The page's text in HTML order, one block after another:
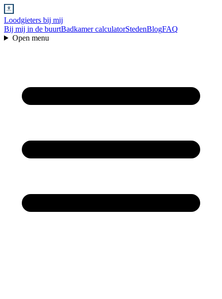
Loodgieters bij mij
Bij mij in de buurtBadkamer calculatorStedenBlogFAQ
Open menu